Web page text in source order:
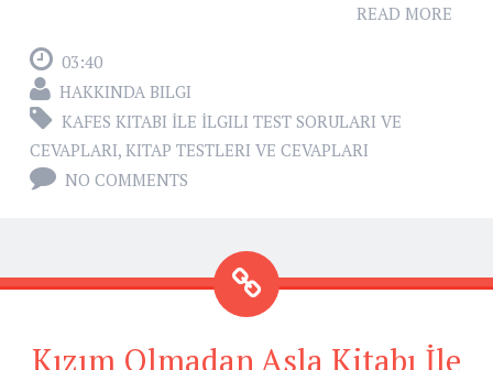
READ MORE
03:40
HAKKINDA BILGI
KAFES KITABI İLE İLGILI TEST SORULARI VE
CEVAPLARI, KITAP TESTLERI VE CEVAPLARI
NO COMMENTS
Kızım Olmadan Asla Kitabı İle